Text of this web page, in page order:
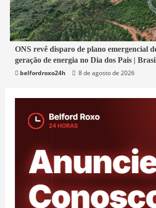
2 min read
Economia
ONS revê disparo de plano emergencial
geração de energia no Dia dos Pais |
belfordroxo24h
8 de agosto de 2026